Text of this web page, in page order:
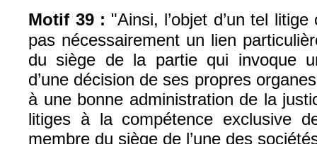
Motif 39 : "Ainsi, l’objet d’un tel
pas nécessairement un lien
du siège de la partie qui invoque
d’une décision de ses propres
à une bonne administration de la
litiges à la compétence exclusive
membre du siège de l’une des